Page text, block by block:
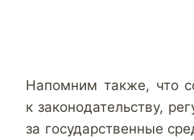
Напомним также, что
к законодательству,
за государственные